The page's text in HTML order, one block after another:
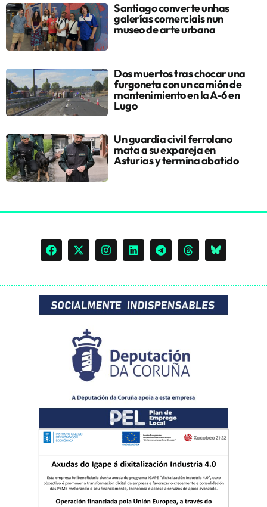
Santiago converte unhas
galerías comerciais nun
museo de arte urbana
Dos muertos tras chocar una
furgoneta con un camión de
mantenimiento en la A-6 en
Lugo
Un guardia civil ferrolano
mata a su expareja en
Asturias y termina abatido